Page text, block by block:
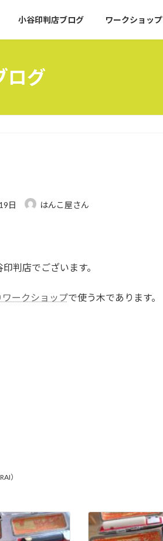
小谷印判店ブログ ワークショップ
ログ
日 はんこ屋さん
判店でございます。
ワークショップで使う木であります。
）